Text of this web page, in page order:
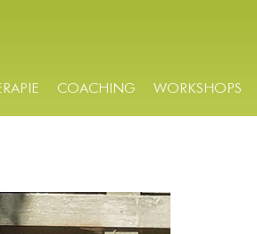
COACHING WORKSHOPS